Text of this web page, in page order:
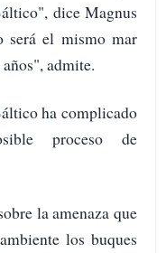
dice Magnus
será el mismo mar
admite.
ha complicado
proceso de
la amenaza que
los buques